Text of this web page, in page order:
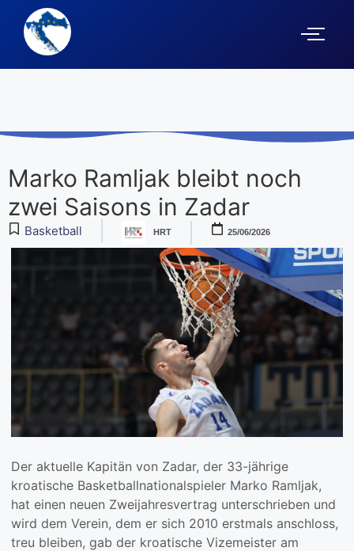
Marko Ramljak bleibt noch
zwei Saisons in Zadar
Basketball HRT 25/06/2026
Der aktuelle Kapitän von Zadar, der 33-jährige
kroatische Basketballnationalspieler Marko Ramljak,
hat einen neuen Zweijahresvertrag unterschrieben und
wird dem Verein, dem er sich 2010 erstmals anschloss,
treu bleiben, gab der kroatische Vizemeister am